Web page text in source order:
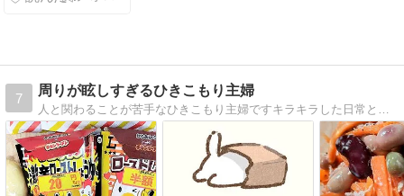
7
周りが眩しすぎるひきこもり主婦